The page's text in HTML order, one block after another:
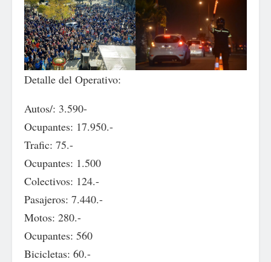
Detalle del Operativo:
Autos/: 3.590-
Ocupantes: 17.950.-
Trafic: 75.-
Ocupantes: 1.500
Colectivos: 124.-
Pasajeros: 7.440.-
Motos: 280.-
Ocupantes: 560
Bicicletas: 60.-